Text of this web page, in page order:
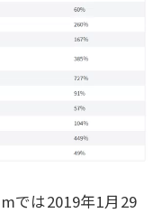
では2019年1月29